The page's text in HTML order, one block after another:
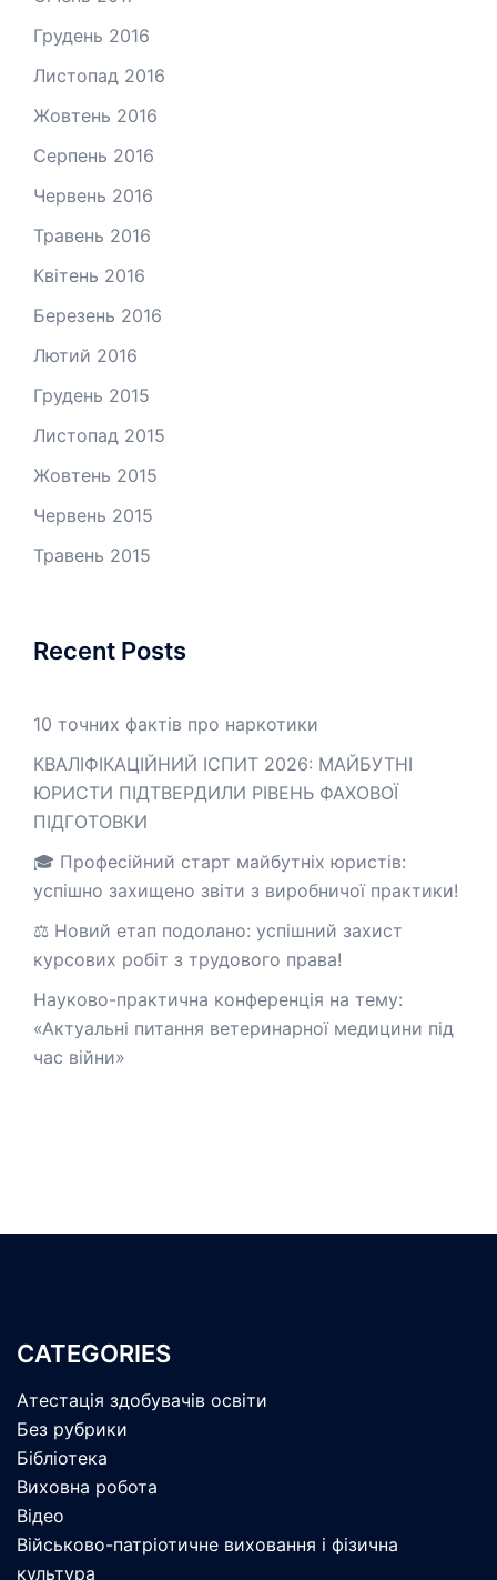
Грудень 2016
Листопад 2016
Жовтень 2016
Серпень 2016
Червень 2016
Травень 2016
Квітень 2016
Березень 2016
Лютий 2016
Грудень 2015
Листопад 2015
Жовтень 2015
Червень 2015
Травень 2015
Recent Posts
10 точних фактів про наркотики
КВАЛІФІКАЦІЙНИЙ ІСПИТ 2026: МАЙБУТНІ
ЮРИСТИ ПІДТВЕРДИЛИ РІВЕНЬ ФАХОВОЇ
ПІДГОТОВКИ
🎓 Професійний старт майбутніх юристів:
успішно захищено звіти з виробничої практики!
⚖️ Новий етап подолано: успішний захист
курсових робіт з трудового права!
Науково-практична конференція на тему:
«Актуальні питання ветеринарної медицини під
час війни»
CATEGORIES
Атестація здобувачів освіти
Без рубрики
Бібліотека
Виховна робота
Відео
Військово-патріотичне виховання і фізична
культура